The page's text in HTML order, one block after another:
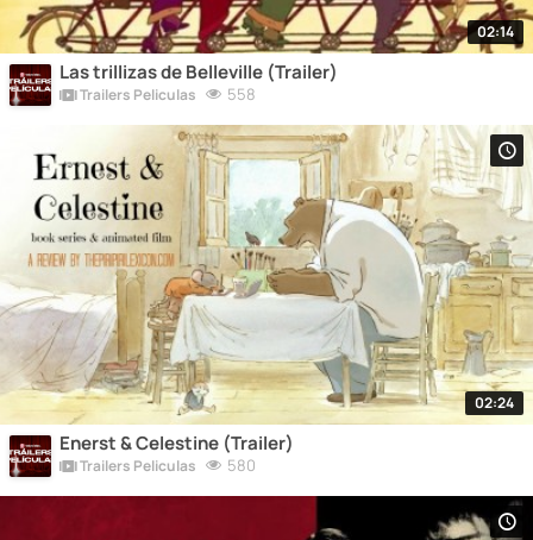
02:14
Las trillizas de Belleville (Trailer)
Trailers Peliculas 558
02:24
Enerst & Celestine (Trailer)
Trailers Peliculas 580